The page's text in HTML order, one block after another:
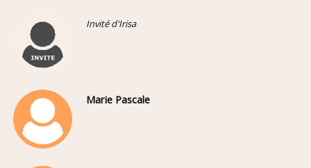
Invité d'Irisa
Marie Pascale